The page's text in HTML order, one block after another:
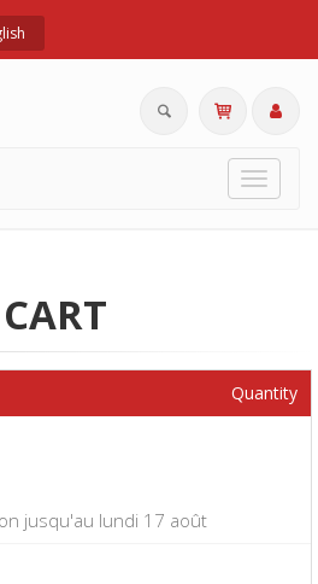
Toggle
jusqu'au lundi 17 août
Quantity